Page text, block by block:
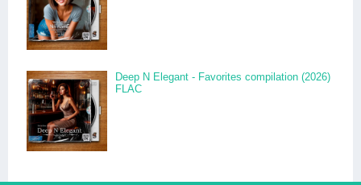
Deep N Elegant - Favorites compilation (2026)
FLAC